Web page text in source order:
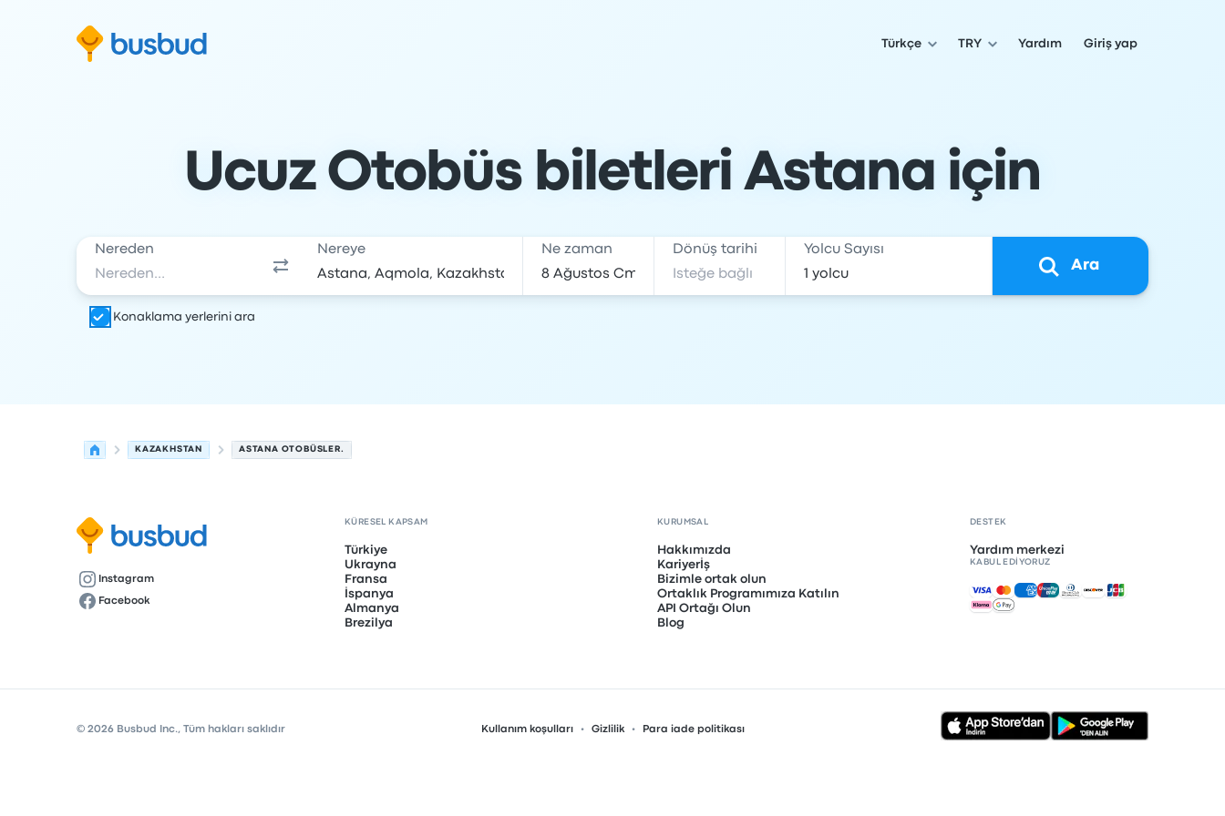
Arama formuna geç
İçeriğe geç
Alt bilgiye geç
Türkçe TRY Yardım Giriş yap
Ucuz Otobüs biletleri Astana için
Nereden Nereye Ne zaman Dönüş tarihi Yolcu Sayısı
Ara
Konaklama yerlerini ara
KAZAKHSTAN ASTANA OTOBÜSLER.
Instagram
Facebook
KÜRESEL KAPSAM
Türkiye
Ukrayna
Fransa
İspanya
Almanya
Brezilya
KURUMSAL
Hakkımızda
Kariyerİş
Bizimle ortak olun
Ortaklık Programımıza Katılın
API Ortağı Olun
Blog
DESTEK
Yardım merkezi
KABUL EDIYORUZ
Kabul edilen ödemeler
© 2026 Busbud Inc., Tüm hakları saklıdır Kullanım koşulları Gizlilik Para iade politikası